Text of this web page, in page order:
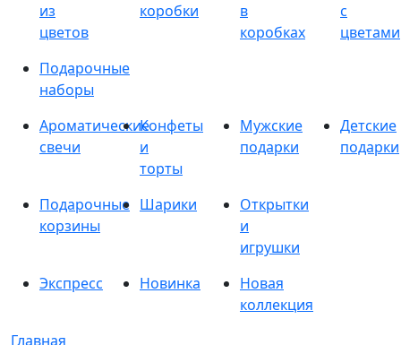
из
цветов
коробки
в
коробках
с
цветами
Подарочные
наборы
Ароматические
свечи
Конфеты
и
торты
Мужские
подарки
Детские
подарки
Подарочные
корзины
Шарики
Открытки
и
игрушки
Экспресс
Новинка
Новая
коллекция
Главная